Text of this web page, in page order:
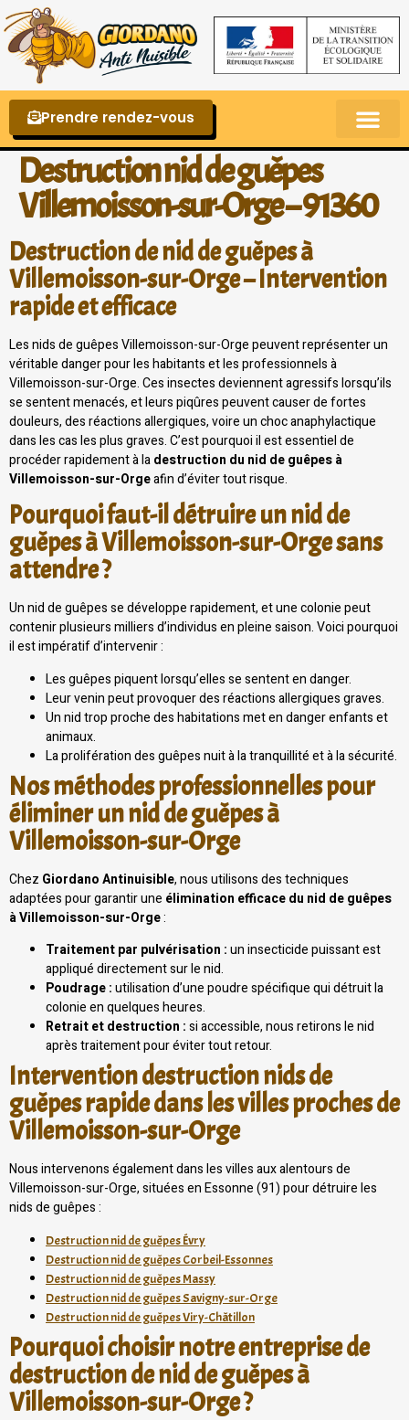
Prendre rendez-vous
Destruction nid de guêpes
Villemoisson-sur-Orge – 91360
Destruction de nid de guêpes à
Villemoisson-sur-Orge – Intervention
rapide et efficace
Les nids de guêpes Villemoisson-sur-Orge peuvent représenter un
véritable danger pour les habitants et les professionnels à
Villemoisson-sur-Orge. Ces insectes deviennent agressifs lorsqu’ils
se sentent menacés, et leurs piqûres peuvent causer de fortes
douleurs, des réactions allergiques, voire un choc anaphylactique
dans les cas les plus graves. C’est pourquoi il est essentiel de
procéder rapidement à ladestruction du nid de guêpes à
Villemoisson-sur-Orgeafin d’éviter tout risque.
Pourquoi faut-il détruire un nid de
guêpes à Villemoisson-sur-Orge sans
attendre ?
Un nid de guêpes se développe rapidement, et une colonie peut
contenir plusieurs milliers d’individus en pleine saison. Voici pourquoi
il est impératif d’intervenir :
Les guêpes piquent lorsqu’elles se sentent en danger.
Leur venin peut provoquer des réactions allergiques graves.
Un nid trop proche des habitations met en danger enfants et
animaux.
La prolifération des guêpes nuit à la tranquillité et à la sécurité.
Nos méthodes professionnelles pour
éliminer un nid de guêpes à
Villemoisson-sur-Orge
Chez Giordano Antinuisible, nous utilisons des techniques
adaptées pour garantir une élimination efficace du nid de guêpes
à Villemoisson-sur-Orge:
Traitement par pulvérisation :un insecticide puissant est
appliqué directement sur le nid.
Poudrage :utilisation d’une poudre spécifique qui détruit la
colonie en quelques heures.
Retrait et destruction :si accessible, nous retirons le nid
après traitement pour éviter tout retour.
Intervention destruction nids de
guêpes rapide dans les villes proches de
Villemoisson-sur-Orge
Nous intervenons également dans les villes aux alentours de
Villemoisson-sur-Orge, situées en Essonne (91) pour détruire les
nids de guêpes :
Destruction nid de guêpes Évry
Destruction nid de guêpes Corbeil-Essonnes
Destruction nid de guêpes Massy
Destruction nid de guêpes Savigny-sur-Orge
Destruction nid de guêpes Viry-Châtillon
Pourquoi choisir notre entreprise de
destruction de nid de guêpes à
Villemoisson-sur-Orge ?